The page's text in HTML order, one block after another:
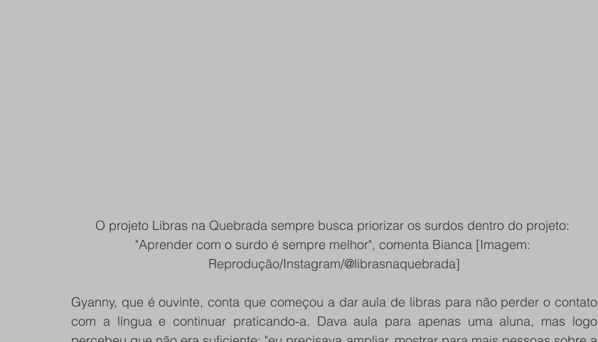
O projeto Libras na Quebrada sempre busca priorizar os surdos dentro do projeto:
"Aprender com o surdo é sempre melhor", comenta Bianca [Imagem:
Reprodução/Instagram/@librasnaquebrada]
Gyanny, que é ouvinte, conta que começou a dar aula de libras para não perder o contato
com a língua e continuar praticando-a. Dava aula para apenas uma aluna, mas logo